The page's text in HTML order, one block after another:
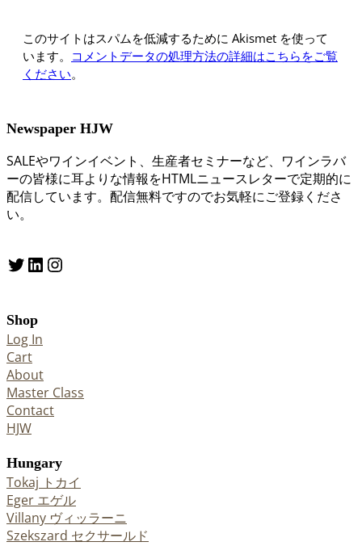
このサイトはスパムを低減するために Akismet を使って
います。 コメントデータの処理方法の詳細はこちらをご覧
ください。
Newspaper HJW
SALEやワインイベント、生産者セミナーなど、ワインラバ
ーの皆様に耳よりな情報をHTMLニュースレターで定期的に
配信しています。配信無料ですのでお気軽にご登録くださ
い。
Twitter LinkedIn Instagram
Shop
Log In
Cart
About
Master Class
Contact
HJW
Hungary
Tokaj トカイ
Eger エゲル
Villany ヴィッラーニ
Szekszard セクサールド